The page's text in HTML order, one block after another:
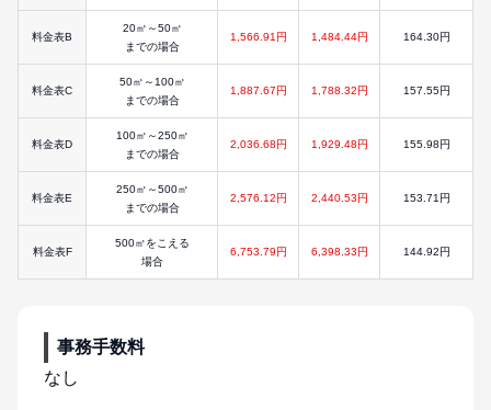
料金表B
20㎥～50㎥
までの場合
1,566.91円 1,484.44円 164.30円
料金表C
50㎥～100㎥
までの場合
1,887.67円 1,788.32円 157.55円
料金表D
100㎥～250㎥
までの場合
2,036.68円 1,929.48円 155.98円
料金表E
250㎥～500㎥
までの場合
2,576.12円 2,440.53円 153.71円
料金表F
500㎥をこえる
場合
6,753.79円 6,398.33円 144.92円
事務手数料
なし